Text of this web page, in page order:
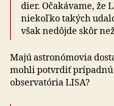
dier. Očakávame, že
niekoľko takých
však nedôjde skôr
Majú astronómovia
mohli potvrdiť prípadnú
observatória LISA?